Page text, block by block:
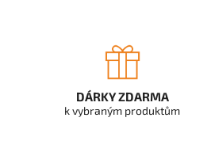
DÁRKY ZDARMA
k vybraným produktům